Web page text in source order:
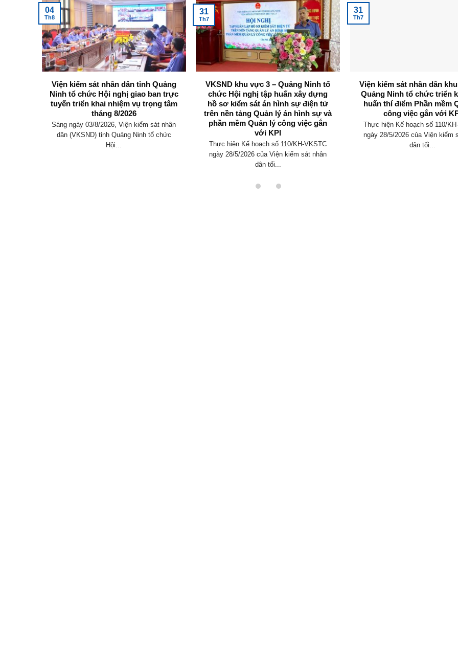
Viện kiểm sát nhân dân tỉnh Quảng
Ninh tổ chức Hội nghị giao ban trực
tuyến triển khai nhiệm vụ trọng tâm
tháng 8/2026
Sáng ngày 03/8/2026, Viện kiểm sát nhân
dân (VKSND) tỉnh Quảng Ninh tổ chức
Hội...
04
Th8
VKSND khu vực 3 – Quảng Ninh tổ
chức Hội nghị tập huấn xây dựng
hồ sơ kiểm sát án hình sự điện tử
trên nền tảng Quản lý án hình sự và
phần mềm Quản lý công việc gắn
với KPI
Thực hiện Kế hoạch số 110/KH-VKSTC
ngày 28/5/2026 của Viện kiểm sát nhân
dân tối...
31
Th7
Viện kiểm sát nhân dân
Quảng Ninh tổ chức triển
huấn thí điểm Phần mềm
công việc gắn với
Thực hiện Kế hoạch số 110/
ngày 28/5/2026 của Viện kiểm
dân tối...
31
Th7